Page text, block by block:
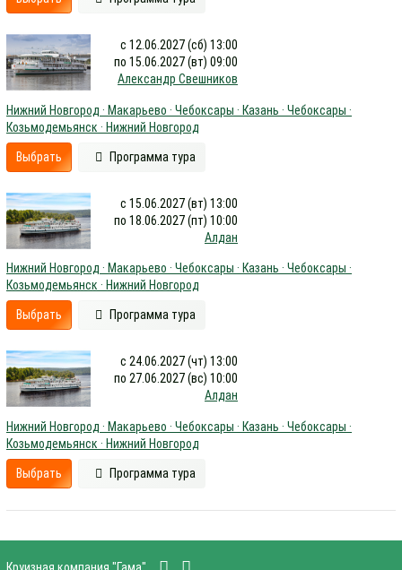
с 12.06.2027 (сб) 13:00
по 15.06.2027 (вт) 09:00
Александр Свешников
Нижний Новгород · Макарьево · Чебоксары · Казань · Чебоксары ·
Козьмодемьянск · Нижний Новгород
Выбрать Программа тура
с 15.06.2027 (вт) 13:00
по 18.06.2027 (пт) 10:00
Алдан
Нижний Новгород · Макарьево · Чебоксары · Казань · Чебоксары ·
Козьмодемьянск · Нижний Новгород
Выбрать Программа тура
с 24.06.2027 (чт) 13:00
по 27.06.2027 (вс) 10:00
Алдан
Нижний Новгород · Макарьево · Чебоксары · Казань · Чебоксары ·
Козьмодемьянск · Нижний Новгород
Выбрать Программа тура